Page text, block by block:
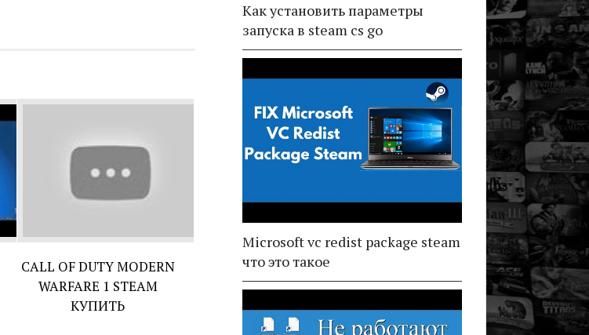
CALL OF DUTY MODERN
WARFARE 1 STEAM
КУПИТЬ
Как установить параметры
запуска в steam cs go
Microsoft vc redist package steam
что это такое